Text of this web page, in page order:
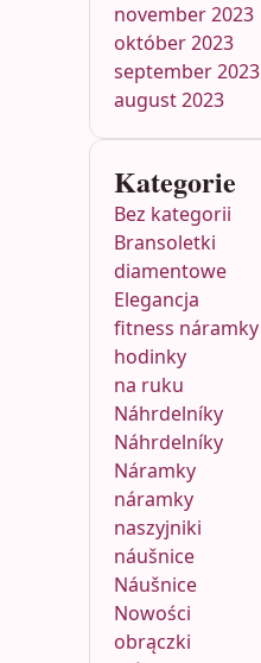
november 2023
október 2023
september 2023
august 2023
Kategorie
Bez kategorii
Bransoletki
diamentowe
Elegancja
fitness náramky
hodinky
na ruku
Náhrdelníky
Náhrdelníky
Náramky
náramky
naszyjniki
náušnice
Náušnice
Nowości
obrączki